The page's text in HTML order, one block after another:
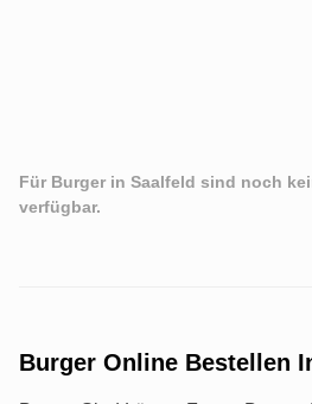
Für Burger in Saalfeld sind noch
verfügbar.
Burger Online Bestellen